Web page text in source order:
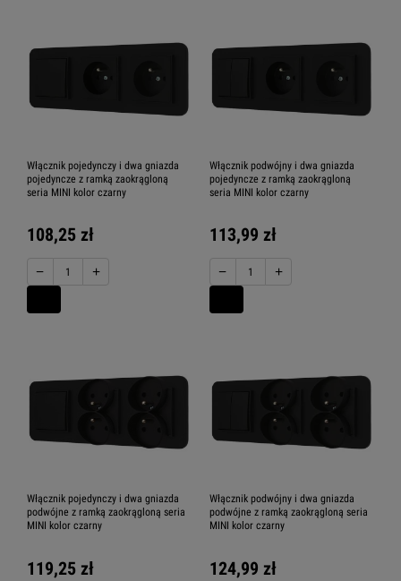
Włącznik pojedynczy i dwa gniazda
pojedyncze z ramką zaokrągloną
seria MINI kolor czarny
108,25 zł
− +
Włącznik podwójny i dwa gniazda
pojedyncze z ramką zaokrągloną
seria MINI kolor czarny
113,99 zł
− +
Włącznik pojedynczy i dwa gniazda
podwójne z ramką zaokrągloną seria
MINI kolor czarny
119,25 zł
Włącznik podwójny i dwa gniazda
podwójne z ramką zaokrągloną seria
MINI kolor czarny
124,99 zł